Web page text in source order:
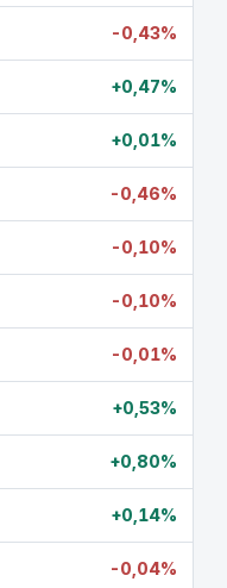
-0,43%
+0,47%
+0,01%
-0,46%
-0,10%
-0,10%
-0,01%
+0,53%
+0,80%
+0,14%
-0,04%